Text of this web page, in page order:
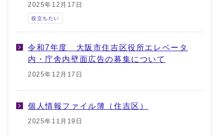
2025年12月17日
役立ちたい
令和7年度 大阪市住吉区役所エレベータ
内・庁舎内壁面広告の募集について
2025年12月17日
個人情報ファイル簿（住吉区）
2025年11月19日